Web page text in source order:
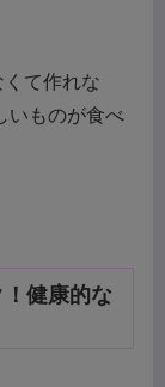
くて作れな
いものが食べ
健康的な